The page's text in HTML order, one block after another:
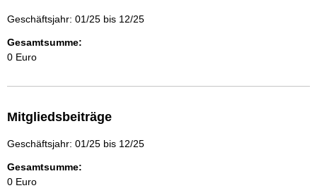
Geschäftsjahr: 01/25 bis 12/25
Gesamtsumme:
0 Euro
Mitgliedsbeiträge
Geschäftsjahr: 01/25 bis 12/25
Gesamtsumme:
0 Euro